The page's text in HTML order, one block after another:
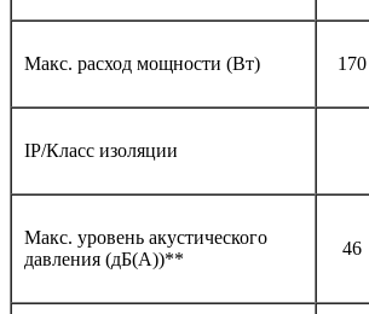
Макс. расход мощности (Вт) 170
IP/Класс изоляции
Макс. уровень акустического
давления (дБ(A))**
46